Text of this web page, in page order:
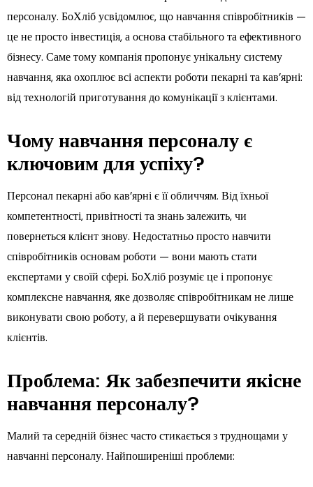
персоналу. БоХліб усвідомлює, що навчання співробітників —
це не просто інвестиція, а основа стабільного та ефективного
бізнесу. Саме тому компанія пропонує унікальну систему
навчання, яка охоплює всі аспекти роботи пекарні та кав’ярні:
від технологій приготування до комунікації з клієнтами.
Чому навчання персоналу є
ключовим для успіху?
Персонал пекарні або кав’ярні є її обличчям. Від їхньої
компетентності, привітності та знань залежить, чи
повернеться клієнт знову. Недостатньо просто навчити
співробітників основам роботи — вони мають стати
експертами у своїй сфері. БоХліб розуміє це і пропонує
комплексне навчання, яке дозволяє співробітникам не лише
виконувати свою роботу, а й перевершувати очікування
клієнтів.
Проблема: Як забезпечити якісне
навчання персоналу?
Малий та середній бізнес часто стикається з труднощами у
навчанні персоналу. Найпоширеніші проблеми: